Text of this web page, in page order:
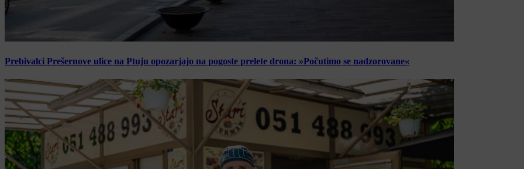
Prebivalci Prešernove ulice na Ptuju opozarjajo na pogoste prelete drona: »Počutimo se nadzorovane«